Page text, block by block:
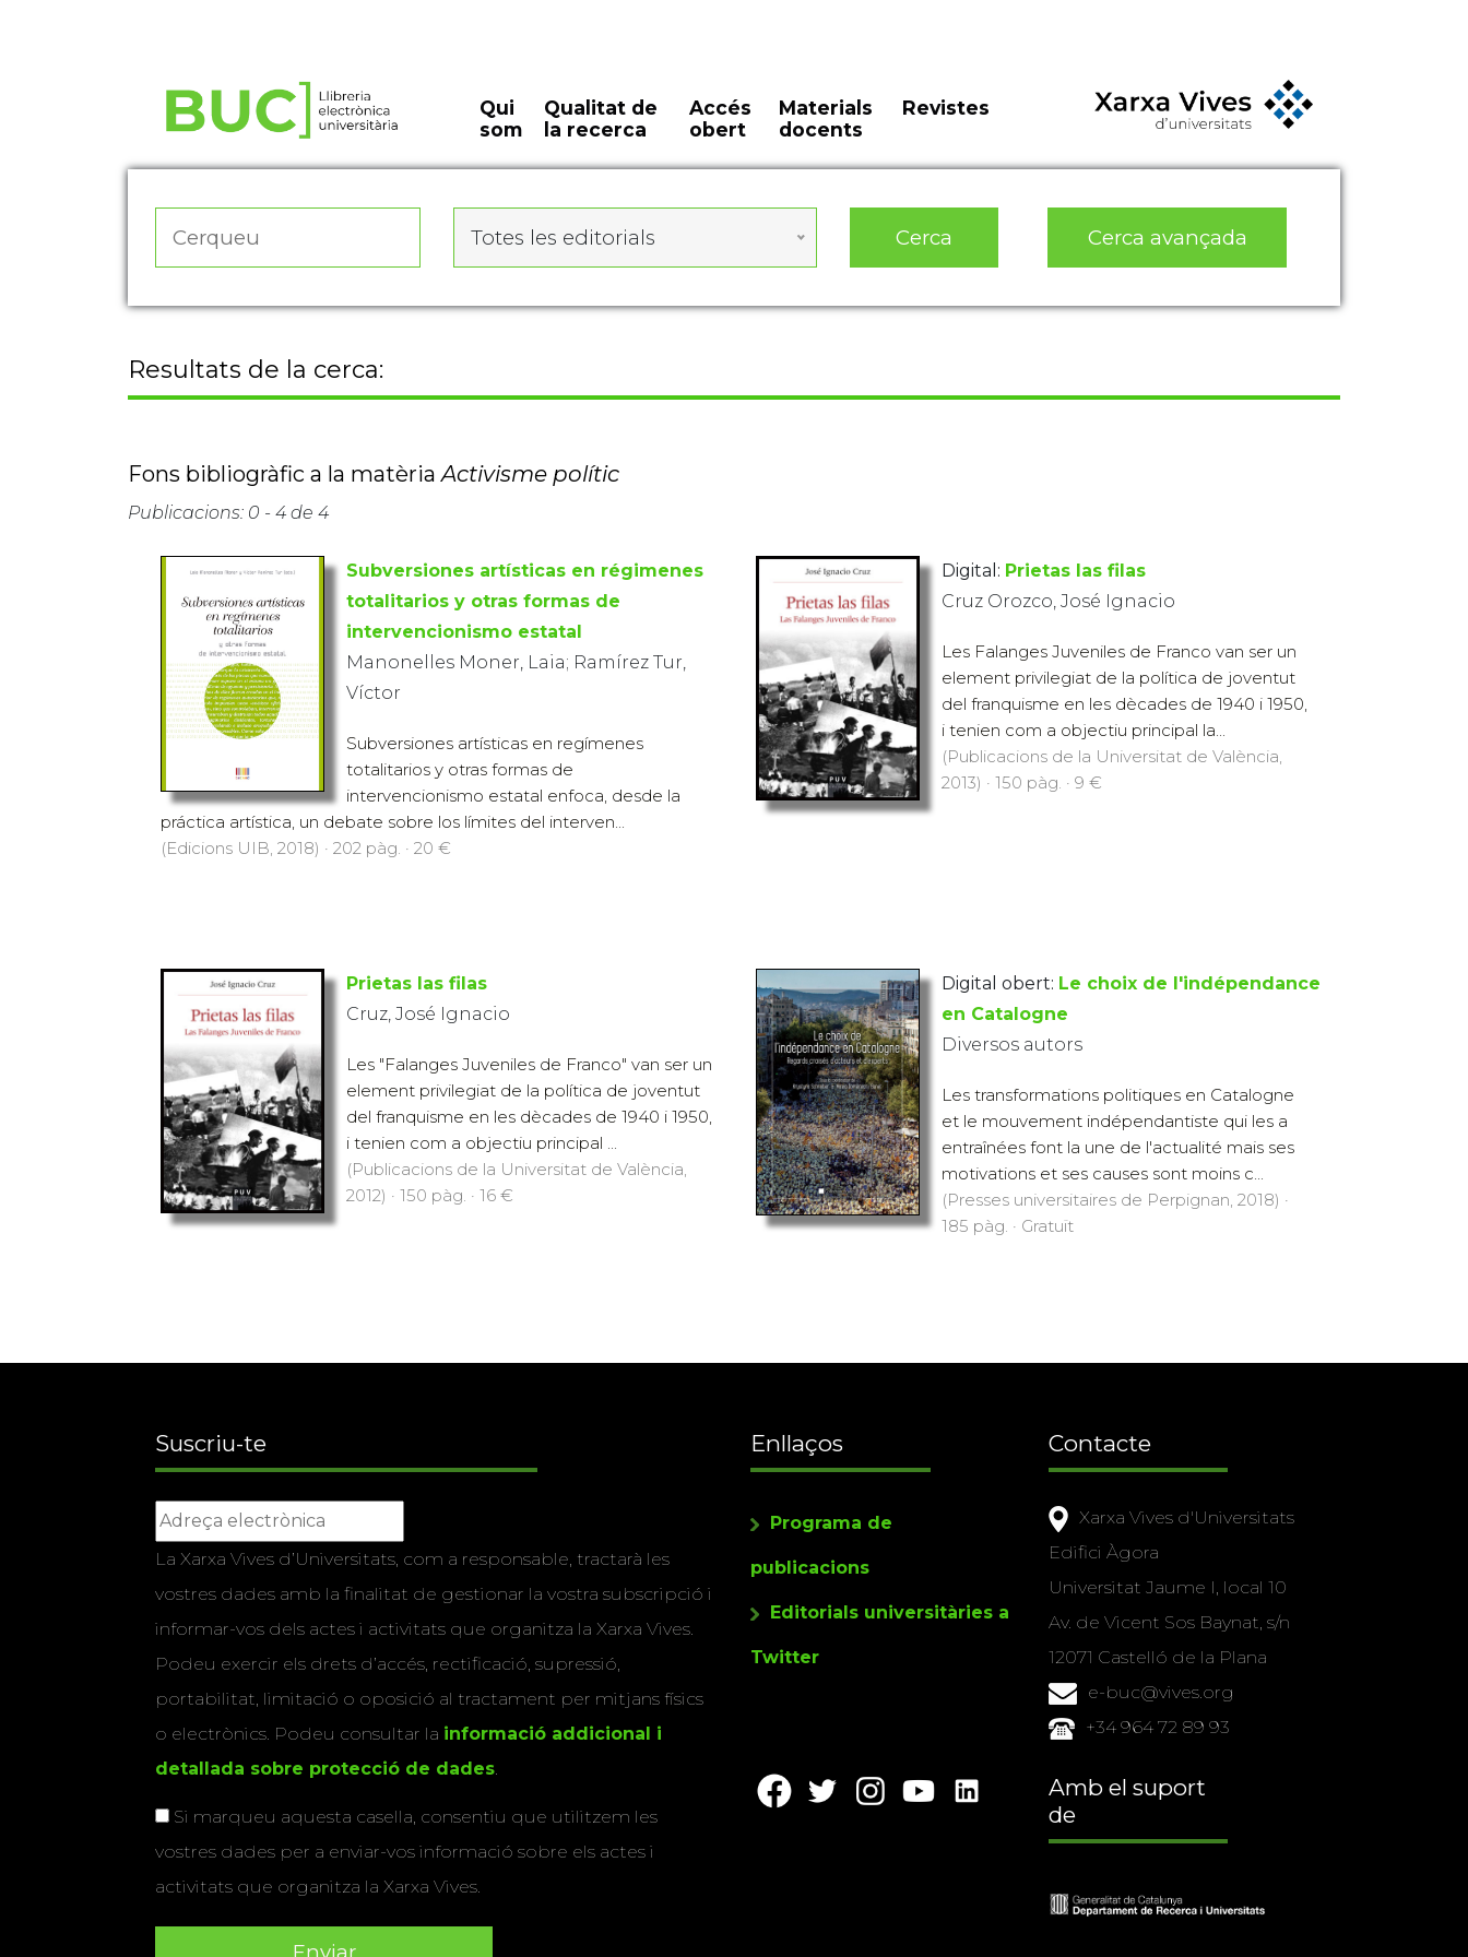
Qui
som
Qualitat de
la recerca
Accés
obert
Materials
docents
Revistes
Totes les editorials Cerca Cerca avançada
Resultats de la cerca:
Fons bibliogràfic a la matèriaActivisme polític
Publicacions: 0 - 4 de 4
Subversiones artísticas en régimenes
totalitarios y otras formas de
intervencionismo estatal
Manonelles Moner, Laia; Ramírez Tur,
Víctor
Subversiones artísticas en regímenes
totalitarios y otras formas de
intervencionismo estatal enfoca, desde la
práctica artística, un debate sobre los límites del interven...
(Edicions UIB, 2018) · 202 pàg. · 20 €
Digital: Prietas las filas
Cruz Orozco, José Ignacio
Les Falanges Juveniles de Franco van ser un
element privilegiat de la política de joventut
del franquisme en les dècades de 1940 i 1950,
i tenien com a objectiu principal la...
(Publicacions de la Universitat de València,
2013) · 150 pàg. · 9 €
Prietas las filas
Cruz, José Ignacio
Les "Falanges Juveniles de Franco" van ser un
element privilegiat de la política de joventut
del franquisme en les dècades de 1940 i 1950,
i tenien com a objectiu principal ...
(Publicacions de la Universitat de València,
2012) · 150 pàg. · 16 €
Digital obert: Le choix de l'indépendance
en Catalogne
Diversos autors
Les transformations politiques en Catalogne
et le mouvement indépendantiste qui les a
entraînées font la une de l'actualité mais ses
motivations et ses causes sont moins c...
(Presses universitaires de Perpignan, 2018) ·
185 pàg. · Gratuït
Suscriu-te
La Xarxa Vives d’Universitats, com a responsable, tractarà les
vostres dades amb la finalitat de gestionar la vostra subscripció i
informar-vos dels actes i activitats que organitza la Xarxa Vives.
Podeu exercir els drets d’accés, rectificació, supressió,
portabilitat, limitació o oposició al tractament per mitjans físics
o electrònics. Podeu consultar la informació addicional i
detallada sobre protecció de dades.
Si marqueu aquesta casella, consentiu que utilitzem les
vostres dades per a enviar-vos informació sobre els actes i
activitats que organitza la Xarxa Vives.
Enllaços
Programa de
publicacions
Editorials universitàries a
Twitter
Contacte
Xarxa Vives d'Universitats
Edifici Àgora
Universitat Jaume I, local 10
Av. de Vicent Sos Baynat, s/n
12071 Castelló de la Plana
e-buc@vives.org
+34 964 72 89 93
Amb el suport
de